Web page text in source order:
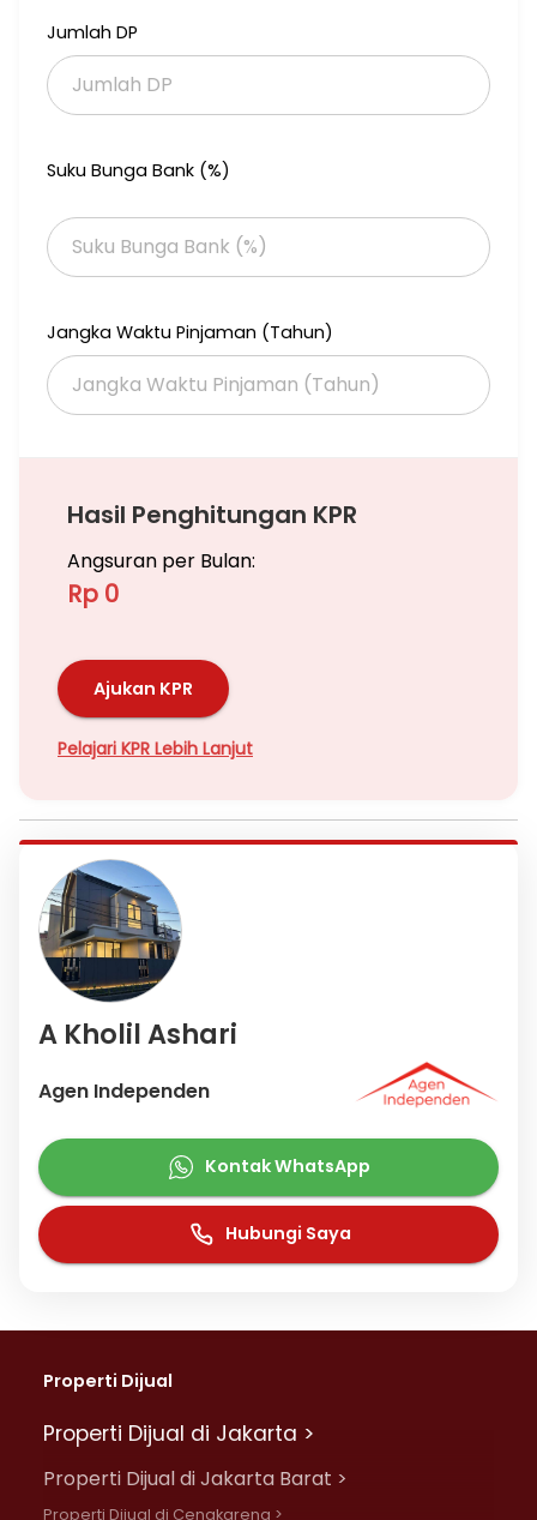
Jumlah DP
Suku Bunga Bank (%)
Jangka Waktu Pinjaman (Tahun)
Hasil Penghitungan KPR
Angsuran per Bulan:
Rp 0
Ajukan KPR
Pelajari KPR Lebih Lanjut
A Kholil Ashari
Agen Independen
Kontak WhatsApp
Hubungi Saya
Properti Dijual
Properti Dijual di Jakarta >
Properti Dijual di Jakarta Barat >
Properti Dijual di Cengkareng >